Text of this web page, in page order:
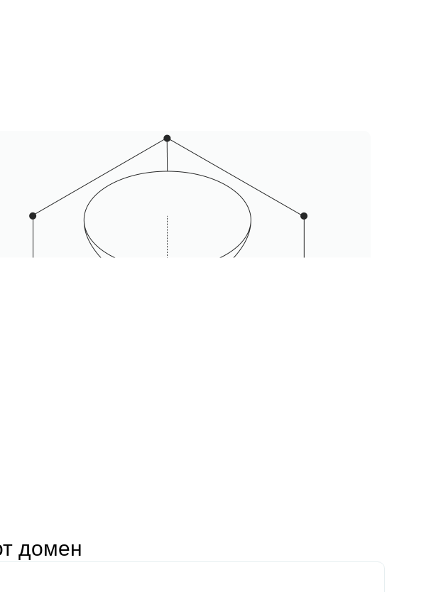
домен